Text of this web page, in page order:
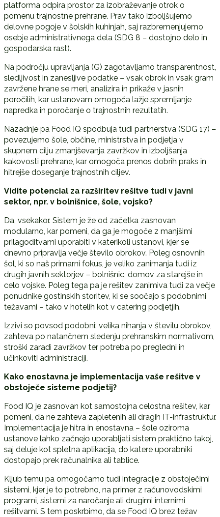
platforma odpira prostor za izobraževanje otrok o
pomenu trajnostne prehrane. Prav tako izboljšujemo
delovne pogoje v šolskih kuhinjah, saj razbremenjujemo
osebje administrativnega dela (SDG 8 – dostojno delo in
gospodarska rast).
Na področju upravljanja (G) zagotavljamo transparentnost,
sledljivost in zanesljive podatke – vsak obrok in vsak gram
zavržene hrane se meri, analizira in prikaže v jasnih
poročilih, kar ustanovam omogoča lažje spremljanje
napredka in poročanje o trajnostnih rezultatih.
Nazadnje pa Food IQ spodbuja tudi partnerstva (SDG 17) –
povezujemo šole, občine, ministrstva in podjetja v
skupnem cilju zmanjševanja zavržkov in izboljšanja
kakovosti prehrane, kar omogoča prenos dobrih praks in
hitrejše doseganje trajnostnih ciljev.
Vidite potencial za razširitev rešitve tudi v javni
sektor, npr. v bolnišnice, šole, vojsko?
Da, vsekakor. Sistem je že od začetka zasnovan
modularno, kar pomeni, da ga je mogoče z manjšimi
prilagoditvami uporabiti v katerikoli ustanovi, kjer se
dnevno pripravlja večje število obrokov. Poleg osnovnih
šol, ki so naš primarni fokus, je veliko zanimanja tudi iz
drugih javnih sektorjev – bolnišnic, domov za starejše in
celo vojske. Poleg tega pa je rešitev zanimiva tudi za večje
ponudnike gostinskih storitev, ki se soočajo s podobnimi
težavami – tako v hotelih kot v catering podjetjih.
Izzivi so povsod podobni: velika nihanja v številu obrokov,
zahteva po natančnem sledenju prehranskim normativom,
stroški zaradi zavržkov ter potreba po pregledni in
učinkoviti administraciji.
Kako enostavna je implementacija vaše rešitve v
obstoječe sisteme podjetij?
Food IQ je zasnovan kot samostojna celostna rešitev, kar
pomeni, da ne zahteva zapletenih ali dragih IT-infrastruktur.
Implementacija je hitra in enostavna – šole oziroma
ustanove lahko začnejo uporabljati sistem praktično takoj,
saj deluje kot spletna aplikacija, do katere uporabniki
dostopajo prek računalnika ali tablice.
Kljub temu pa omogočamo tudi integracije z obstoječimi
sistemi, kjer je to potrebno, na primer z računovodskimi
programi, sistemi za naročanje ali drugimi internimi
rešitvami. S tem poskrbimo, da se Food IQ brez težav